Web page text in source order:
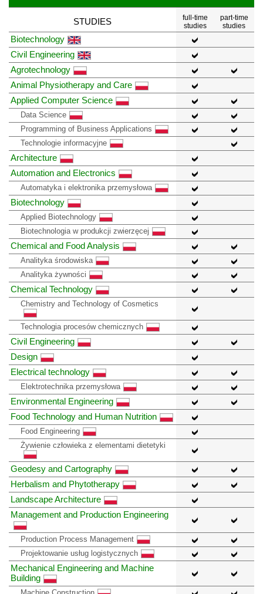
STUDIES
full-time
studies
part-time
studies
Biotechnology
Civil Engineering
Agrotechnology
Animal Physiotherapy and Care
Applied Computer Science
Data Science
Programming of Business Applications
Technologie informacyjne
Architecture
Automation and Electronics
Automatyka i elektronika przemysłowa
Biotechnology
Applied Biotechnology
Biotechnologia w produkcji zwierzęcej
Chemical and Food Analysis
Analityka środowiska
Analityka żywności
Chemical Technology
Chemistry and Technology of Cosmetics
Technologia procesów chemicznych
Civil Engineering
Design
Electrical technology
Elektrotechnika przemysłowa
Environmental Engineering
Food Technology and Human Nutrition
Food Engineering
Żywienie człowieka z elementami dietetyki
Geodesy and Cartography
Herbalism and Phytotherapy
Landscape Architecture
Management and Production Engineering
Production Process Management
Projektowanie usług logistycznych
Mechanical Engineering and Machine
Building